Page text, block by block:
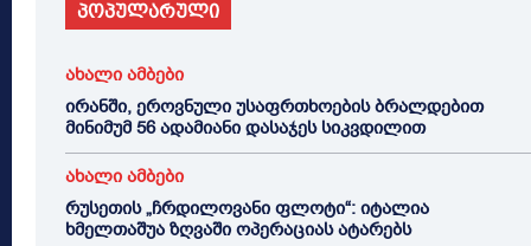
პოპულარული
ახალი ამბები
ირანში, ეროვნული უსაფრთხოების ბრალდებით
მინიმუმ 56 ადამიანი დასაჯეს სიკვდილით
ახალი ამბები
რუსეთის „ჩრდილოვანი ფლოტი“: იტალია
ხმელთაშუა ზღვაში ოპერაციას ატარებს